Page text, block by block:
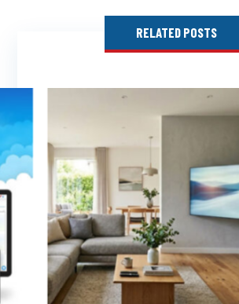
RELATED POSTS